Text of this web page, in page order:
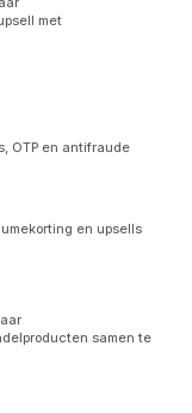
met
OTP en antifraude
en upsells
samen te